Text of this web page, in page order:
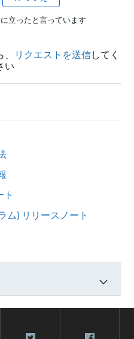
立ったと言っています
リクエストを送信してく
い
ト
ム) リリースノート